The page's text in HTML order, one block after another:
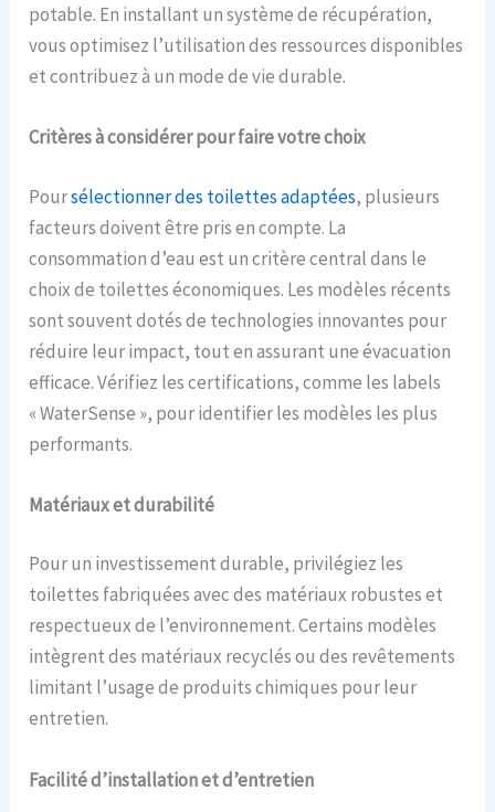
potable. En installant un système de récupération,
vous optimisez l’utilisation des ressources disponibles
et contribuez à un mode de vie durable.
Critères à considérer pour faire votre choix
Poursélectionner des toilettes adaptées, plusieurs
facteurs doivent être pris en compte. La
consommation d’eau est un critère central dans le
choix de toilettes économiques. Les modèles récents
sont souvent dotés de technologies innovantes pour
réduire leur impact, tout en assurant une évacuation
efficace. Vérifiez les certifications, comme les labels
« WaterSense », pour identifier les modèles les plus
performants.
Matériaux et durabilité
Pour un investissement durable, privilégiez les
toilettes fabriquées avec des matériaux robustes et
respectueux de l’environnement. Certains modèles
intègrent des matériaux recyclés ou des revêtements
limitant l’usage de produits chimiques pour leur
entretien.
Facilité d’installation et d’entretien